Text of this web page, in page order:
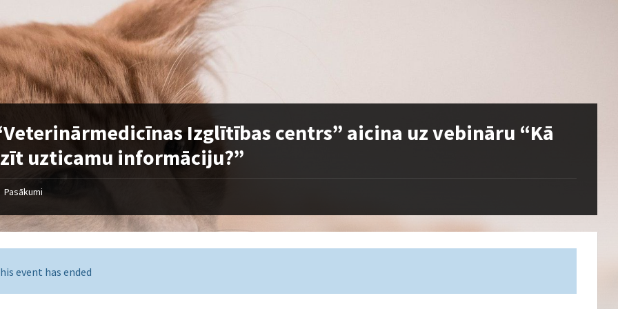
Izglītības centrs” aicina uz vebināru “Kā
uzticamu informāciju?”
Pasākumi
event has ended